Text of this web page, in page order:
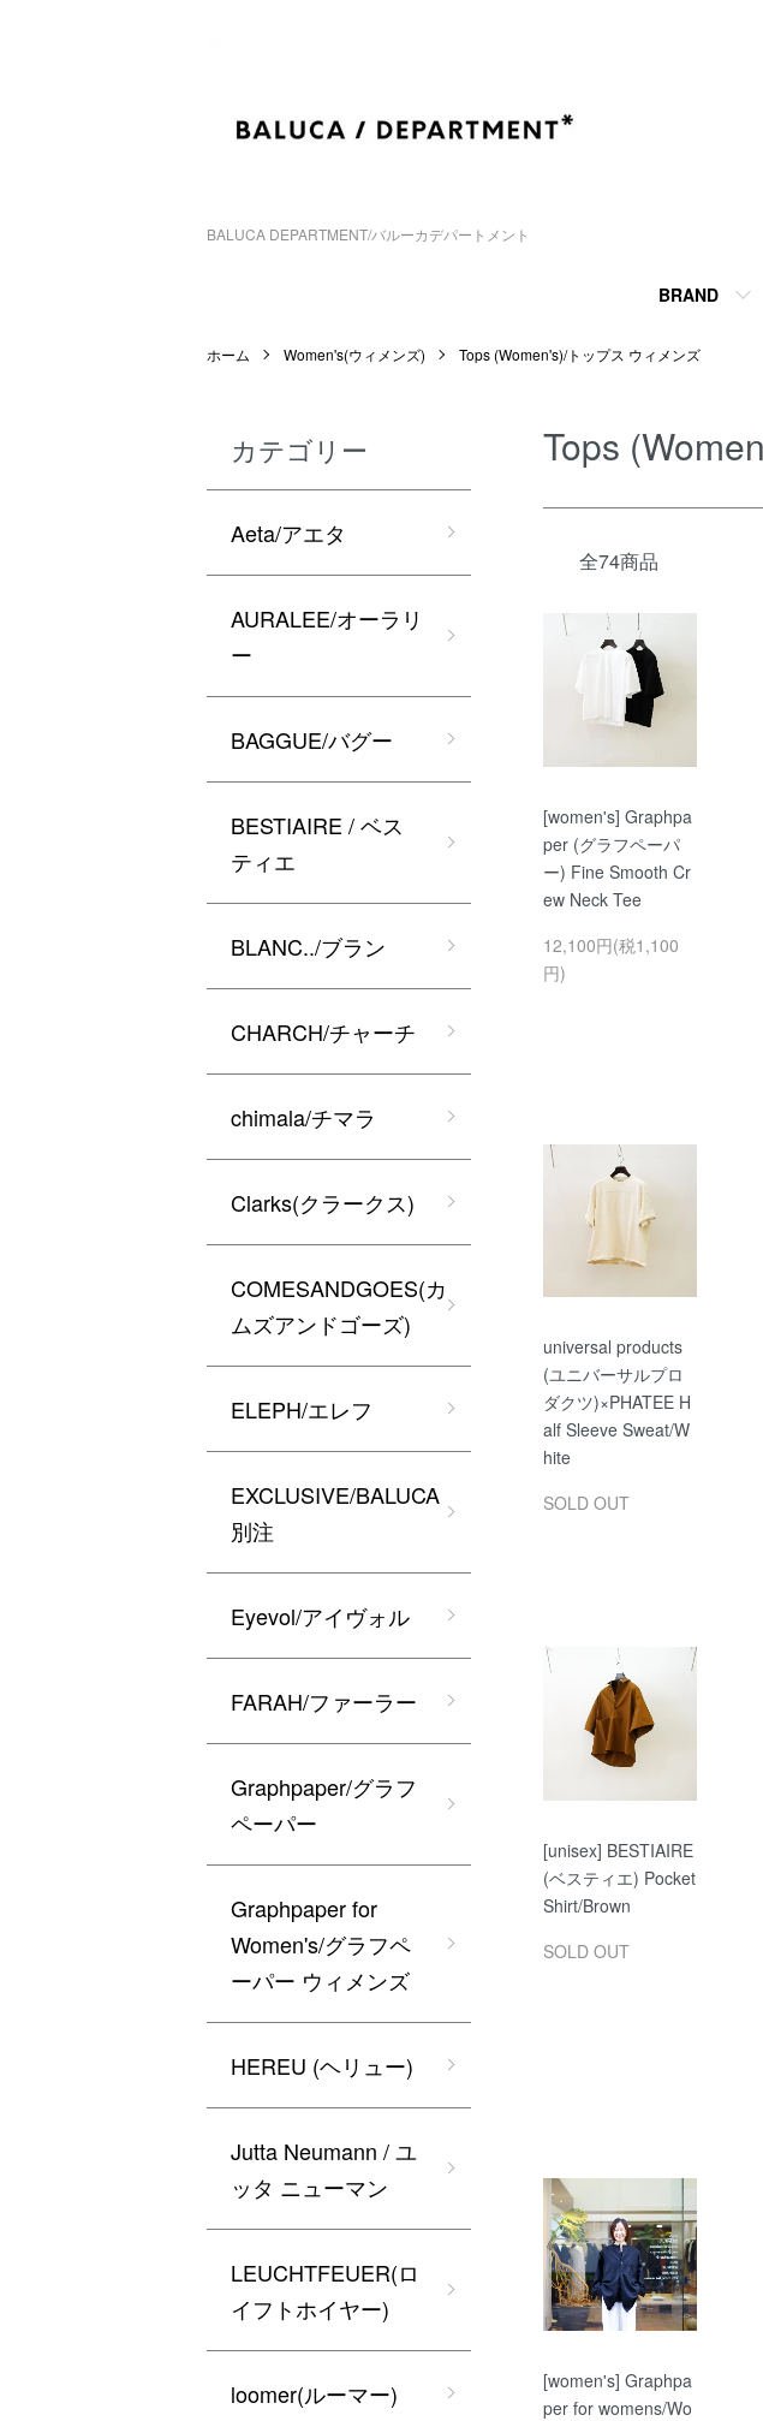
BALUCA DEPARTMENT/バルーカデパートメント
BRAND
ホーム Women's(ウィメンズ) Tops (Women's)/トップス ウィメンズ
Tops
全74商品
[women's] Graphpa
per (グラフペーパ
ー) Fine Smooth Cr
ew Neck Tee
12,100円(税1,100
円)
universal products
(ユニバーサルプロ
ダクツ)×PHATEE H
alf Sleeve Sweat/W
hite
SOLD OUT
[unisex] BESTIAIRE
(ベスティエ) Pocket
Shirt/Brown
SOLD OUT
[women's] Graphpa
per for womens/Wo
カテゴリー
Aeta/アエタ
AURALEE/オーラリ
ー
BAGGUE/バグー
BESTIAIRE / ベス
ティエ
BLANC../ブラン
CHARCH/チャーチ
chimala/チマラ
Clarks(クラークス)
COMESANDGOES(カ
ムズアンドゴーズ)
ELEPH/エレフ
EXCLUSIVE/BALUCA
別注
Eyevol/アイヴォル
FARAH/ファーラー
Graphpaper/グラフ
ペーパー
Graphpaper for
Women's/グラフペ
ーパー ウィメンズ
HEREU (ヘリュー)
Jutta Neumann / ユ
ッタ ニューマン
LEUCHTFEUER(ロ
イフトホイヤー)
loomer(ルーマー)